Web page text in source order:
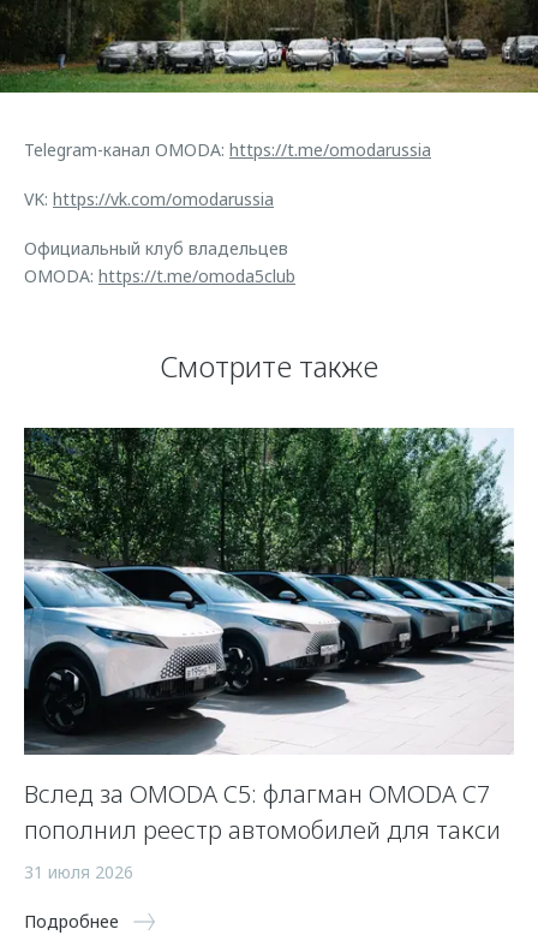
Telegram-канал OMODA: https://t.me/omodarussia
VK: https://vk.com/omodarussia
Официальный клуб владельцев
OMODA: https://t.me/omoda5club
Смотрите также
Вслед за OMODA C5: флагман OMODA C7
пополнил реестр автомобилей для такси
31 июля 2026
Подробнее